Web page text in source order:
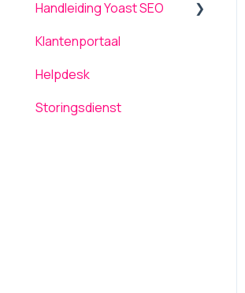
Handleiding Yoast SEO
Dashboard
Focus keyphrase
Meta description
Klantenportaal
Helpdesk
Storingsdienst